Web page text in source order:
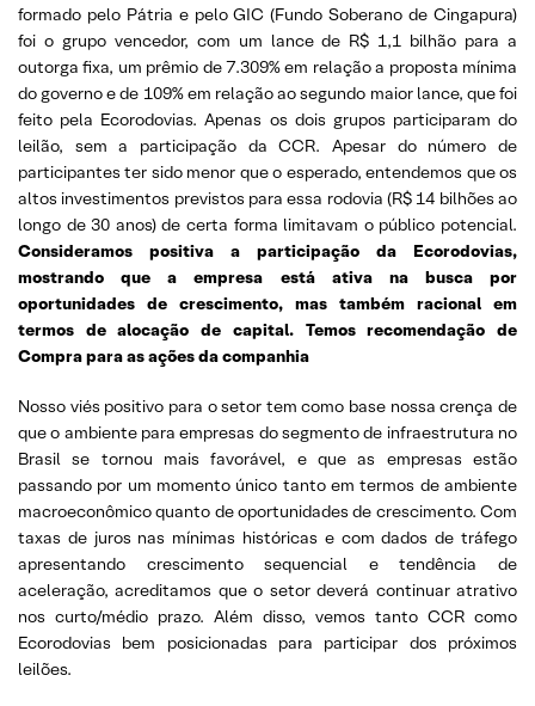
formado pelo Pátria e pelo GIC (Fundo Soberano de Cingapura)
foi o grupo vencedor, com um lance de R$ 1,1 bilhão para a
outorga fixa, um prêmio de 7.309% em relação a proposta mínima
do governo e de 109% em relação ao segundo maior lance, que foi
feito pela Ecorodovias. Apenas os dois grupos participaram do
leilão, sem a participação da CCR. Apesar do número de
participantes ter sido menor que o esperado, entendemos que os
altos investimentos previstos para essa rodovia (R$ 14 bilhões ao
longo de 30 anos) de certa forma limitavam o público potencial.
Consideramos positiva a participação da Ecorodovias,
mostrando que a empresa está ativa na busca por
oportunidades de crescimento, mas também racional em
termos de alocação de capital. Temos recomendação de
Compra para as ações da companhia
Nosso viés positivo para o setor tem como base nossa crença de
que o ambiente para empresas do segmento de infraestrutura no
Brasil se tornou mais favorável, e que as empresas estão
passando por um momento único tanto em termos de ambiente
macroeconômico quanto de oportunidades de crescimento. Com
taxas de juros nas mínimas históricas e com dados de tráfego
apresentando crescimento sequencial e tendência de
aceleração, acreditamos que o setor deverá continuar atrativo
nos curto/médio prazo. Além disso, vemos tanto CCR como
Ecorodovias bem posicionadas para participar dos próximos
leilões.